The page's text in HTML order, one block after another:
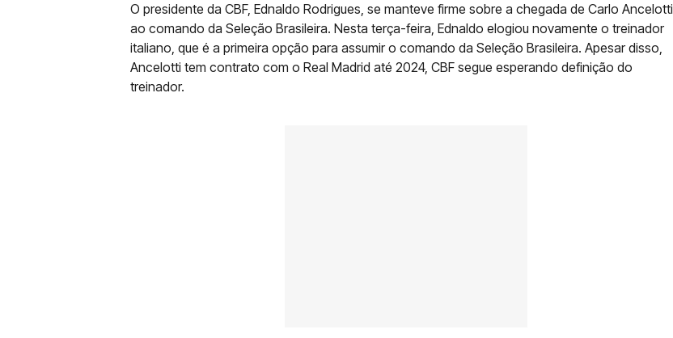
O presidente da CBF, Ednaldo Rodrigues, se manteve firme sobre a chegada de Carlo Ancelotti
ao comando da Seleção Brasileira. Nesta terça-feira, Ednaldo elogiou novamente o treinador
italiano, que é a primeira opção para assumir o comando da Seleção Brasileira. Apesar disso,
Ancelotti tem contrato com o Real Madrid até 2024, CBF segue esperando definição do
treinador.